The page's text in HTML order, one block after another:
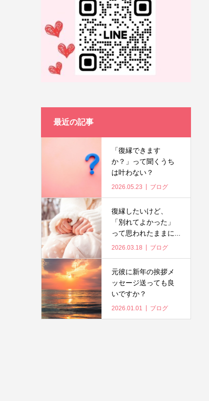
最近の記事
「復縁できます
か？」って聞くうち
は叶わない？
2026.05.23 ブログ
復縁したいけど、
「別れてよかった」
って思われたままに...
2026.03.18 ブログ
元彼に新年の挨拶メ
ッセージ送っても良
いですか？
2026.01.01 ブログ